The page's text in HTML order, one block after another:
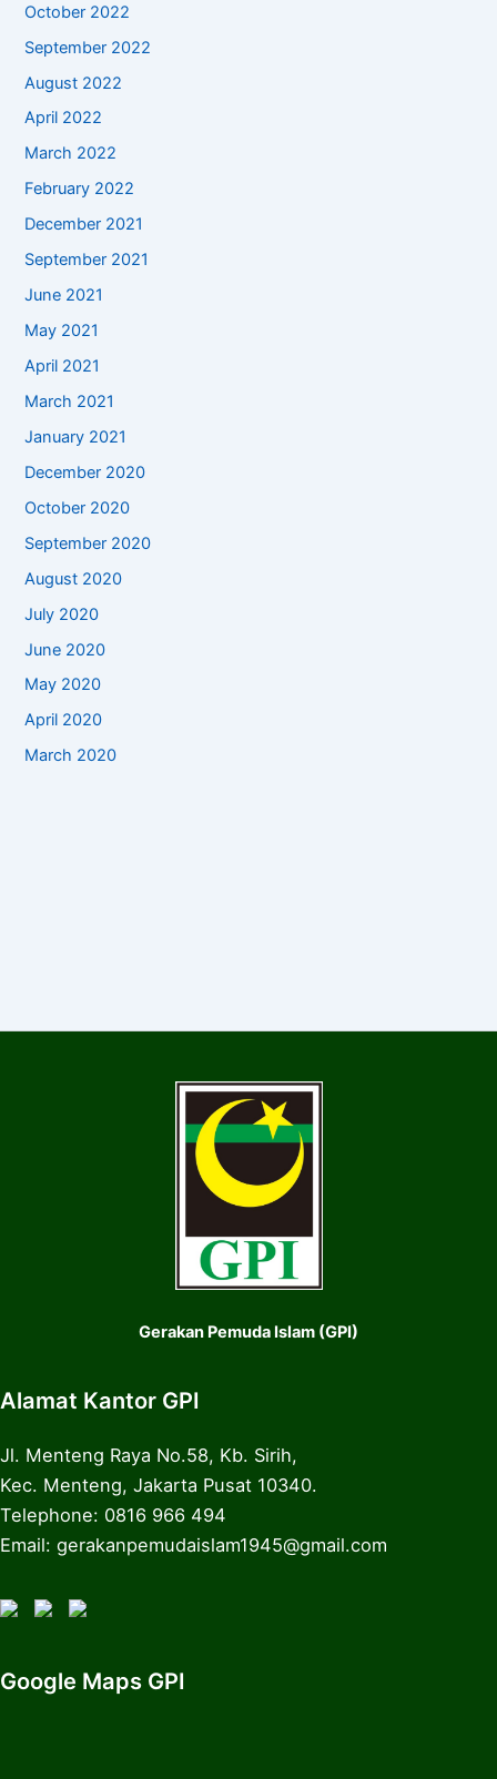
October 2022
September 2022
August 2022
April 2022
March 2022
February 2022
December 2021
September 2021
June 2021
May 2021
April 2021
March 2021
January 2021
December 2020
October 2020
September 2020
August 2020
July 2020
June 2020
May 2020
April 2020
March 2020
Gerakan Pemuda Islam (GPI)
Alamat Kantor GPI
Jl. Menteng Raya No.58, Kb. Sirih,
Kec. Menteng, Jakarta Pusat 10340.
Telephone: 0816 966 494
Email: gerakanpemudaislam1945@gmail.com
Google Maps GPI